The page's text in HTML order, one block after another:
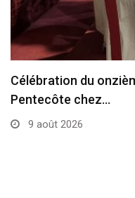
Les évêques du
situation…
9 août 2026